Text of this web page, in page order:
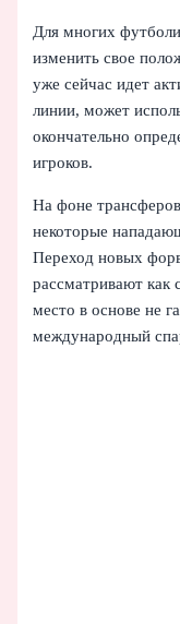
Для многих
изменить свое
уже сейчас идет
линии, может
окончательно
игроков.
На фоне
некоторые
Переход новых
рассматривают как
место в основе не
международный